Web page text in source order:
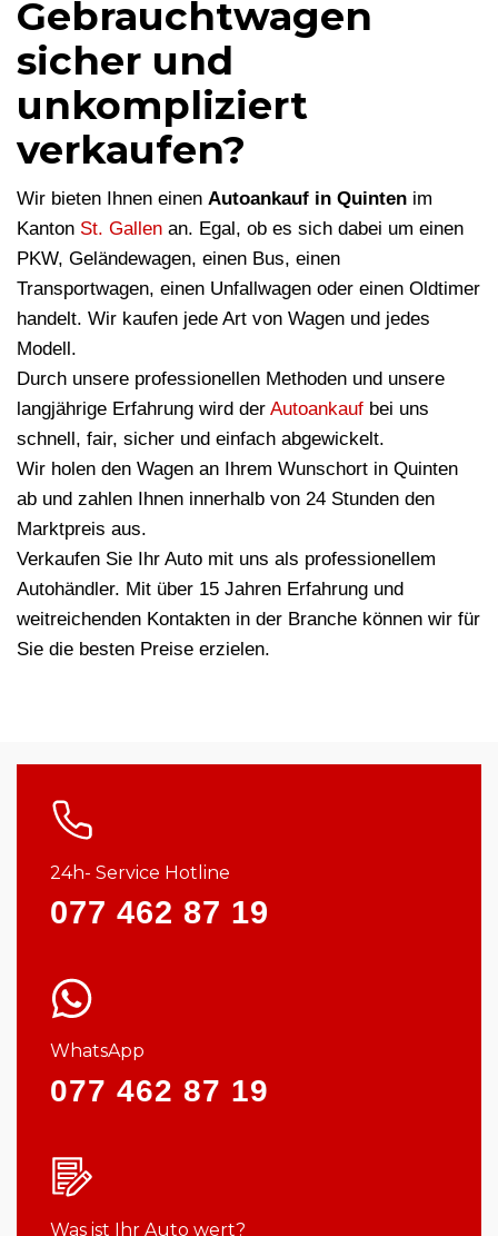
Gebrauchtwagen
sicher und
unkompliziert
verkaufen?
Wir bieten Ihnen einen Autoankauf in Quinten im
Kanton St. Gallen an. Egal, ob es sich dabei um einen
PKW, Geländewagen, einen Bus, einen
Transportwagen, einen Unfallwagen oder einen Oldtimer
handelt. Wir kaufen jede Art von Wagen und jedes
Modell.
Durch unsere professionellen Methoden und unsere
langjährige Erfahrung wird der Autoankauf bei uns
schnell, fair, sicher und einfach abgewickelt.
Wir holen den Wagen an Ihrem Wunschort in Quinten
ab und zahlen Ihnen innerhalb von 24 Stunden den
Marktpreis aus.
Verkaufen Sie Ihr Auto mit uns als professionellem
Autohändler. Mit über 15 Jahren Erfahrung und
weitreichenden Kontakten in der Branche können wir für
Sie die besten Preise erzielen.
24h- Service Hotline
077 462 87 19
WhatsApp
077 462 87 19
Was ist Ihr Auto wert?